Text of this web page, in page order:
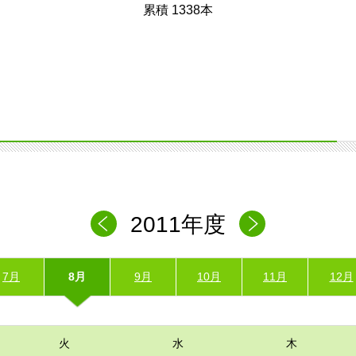
累積 1338本
2011年度
7月 8月 9月 10月 11月 12月
火 水 木